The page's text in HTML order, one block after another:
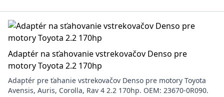
Adaptér na sťahovanie vstrekovačov Denso pre
motory Toyota 2.2 170hp
Adaptér pre ťahanie vstrekovačov Denso pre motory Toyota
Avensis, Auris, Corolla, Rav 4 2.2 170hp. OEM: 23670-0R090.